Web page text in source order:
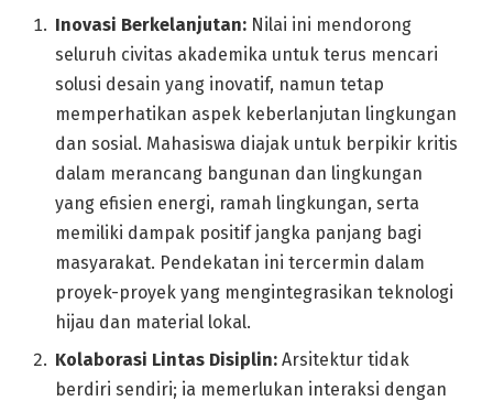
Inovasi Berkelanjutan: Nilai ini mendorong
seluruh civitas akademika untuk terus mencari
solusi desain yang inovatif, namun tetap
memperhatikan aspek keberlanjutan lingkungan
dan sosial. Mahasiswa diajak untuk berpikir kritis
dalam merancang bangunan dan lingkungan
yang efisien energi, ramah lingkungan, serta
memiliki dampak positif jangka panjang bagi
masyarakat. Pendekatan ini tercermin dalam
proyek-proyek yang mengintegrasikan teknologi
hijau dan material lokal.
Kolaborasi Lintas Disiplin: Arsitektur tidak
berdiri sendiri; ia memerlukan interaksi dengan